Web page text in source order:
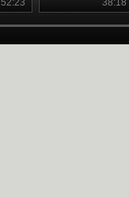
52:23 38:18